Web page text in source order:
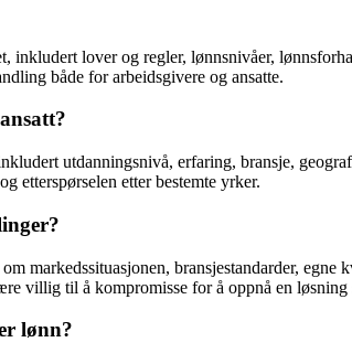
inkludert lover og regler, lønnsnivåer,
både for arbeidsgivere og ansatte.
utdanningsnivå, erfaring, bransje,
etterspørselen etter bestemte yrker.
markedssituasjonen, bransjestandarder,
villig til å kompromisse for å oppnå en løsning
lønn?